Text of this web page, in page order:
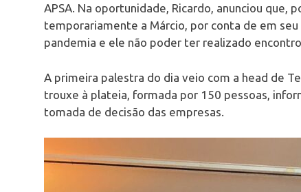
APSA. Na oportunidade, Ricardo, anunciou que,
temporariamente a Márcio, por conta de em
pandemia e ele não poder ter realizado
A primeira palestra do dia veio com a head de
trouxe à plateia, formada por 150 pessoas,
tomada de decisão das empresas.